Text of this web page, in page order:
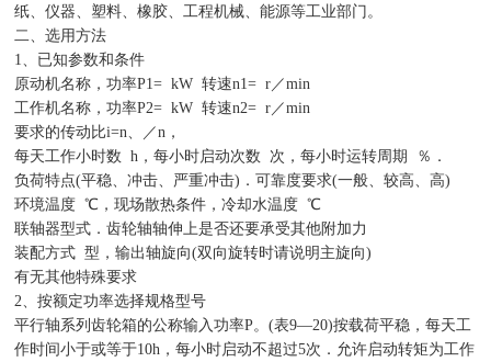
纸、仪器、塑料、橡胶、工程机械、能源等工业部门。
二、选用方法
1、已知参数和条件
原动机名称，功率P1= kW 转速n1= r／min
工作机名称，功率P2= kW 转速n2= r／min
要求的传动比i=n、／n，
每天工作小时数 h，每小时启动次数 次，每小时运转周期 ％．
负荷特点(平稳、冲击、严重冲击)．可靠度要求(一般、较高、高)
环境温度 ℃，现场散热条件，冷却水温度 ℃
联轴器型式．齿轮轴轴伸上是否还要承受其他附加力
装配方式 型，输出轴旋向(双向旋转时请说明主旋向)
有无其他特殊要求
2、按额定功率选择规格型号
平行轴系列齿轮箱的公称输入功率P。(表9—20)按载荷平稳，每天工
作时间小于或等于10h，每小时启动不超过5次．允许启动转矩为工作